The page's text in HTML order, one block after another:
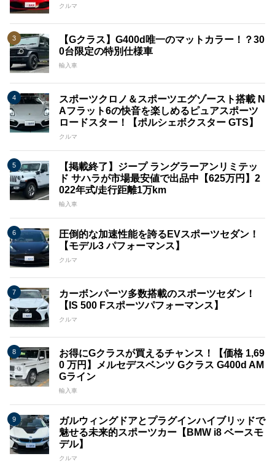
クルマ
【Gクラス】G400d唯一のマットカラー！？30
0台限定の特別仕様車
輸入車
スポーツクロノ＆スポーツエグゾースト搭載 N
Aフラット6の快音を楽しめるピュアスポーツ
ロードスター！【ポルシェボクスター GTS】
クルマ
【掲載終了】ジープ ラングラーアンリミテッ
ド サハラが市場最安値で出品中【625万円】2
022年式/走行距離1万km
輸入車
圧倒的な加速性能を誇るEVスポーツセダン！
【モデル3 パフォーマンス】
クルマ
カーボンパーツ多数搭載のスポーツセダン！
【IS 500 Fスポーツパフォーマンス】
クルマ
お得にGクラスが買えるチャンス！【価格 1,69
0 万円】メルセデスベンツ Gクラス G400d AM
Gライン
輸入車
ガルウィングドアとプラグインハイブリッドで
魅せる未来的スポーツカー【BMW i8 ベースモ
デル】
クルマ